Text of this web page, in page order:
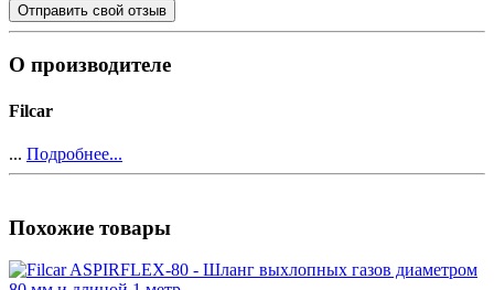
Отправить свой отзыв
О производителе
Filcar
... Подробнее...
Похожие товары